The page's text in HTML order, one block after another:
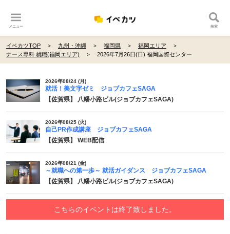
メニュー 検索
イベカツTOP 九州・沖縄 福岡県
福岡エリア
ナース専科 就職(福岡エリア)
2026年7月26日(日) 福岡国際センター
2026年08/24 (月)
就活！美文字ゼミ ジョブカフェSAGA
【佐賀県】 八幡小路ビル(ジョブカフェSAGA)
2026年08/25 (火)
自己PR作成講座 ジョブカフェSAGA
【佐賀県】 WEB配信
2026年08/21 (金)
～就職への第一歩～ 就活ガイダンス ジョブカフェSAGA
【佐賀県】 八幡小路ビル(ジョブカフェSAGA)
こちらのイベントは終了致しました。